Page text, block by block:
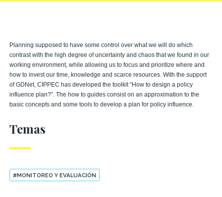
Planning supposed to have some control over what we will do which
contrast with the high degree of uncertainty and chaos that we found in our
working environment, while allowing us to focus and prioritize where and
how to invest our time, knowledge and scarce resources. With the support
of GDNet, CIPPEC has developed the toolkit “How to design a policy
influence plan?”. The how to guides consist on an approximation to the
basic concepts and some tools to develop a plan for policy influence.
Temas
#MONITOREO Y EVALUACIÓN